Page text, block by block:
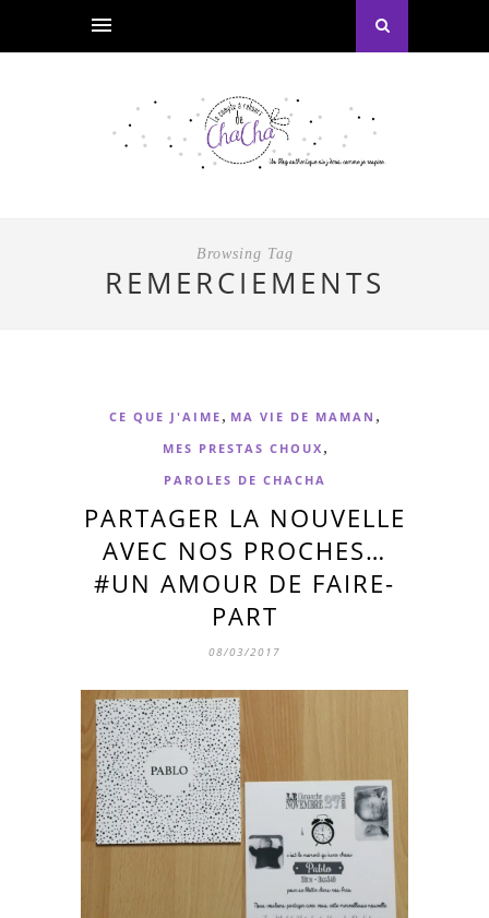
Browsing Tag
REMERCIEMENTS
CE QUE J'AIME , MA VIE DE MAMAN ,
MES PRESTAS CHOUX ,
PAROLES DE CHACHA
PARTAGER LA NOUVELLE
AVEC NOS PROCHES…
#UN AMOUR DE FAIRE-
PART
08/03/2017